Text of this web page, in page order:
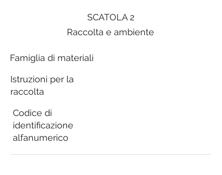
SCATOLA 2
Raccolta e ambiente
Famiglia di materiali
Istruzioni per la
raccolta
Codice di
identificazione
alfanumerico